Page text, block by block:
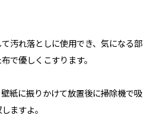
汚れ落としに使用でき、気になる部
で優しくこすります。
紙に振りかけて放置後に掃除機で吸
ますよ。